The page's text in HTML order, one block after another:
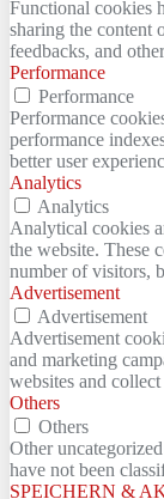
Functional cookies
sharing the content
feedbacks, and
Performance
Performance
Performance
performance
better user
Analytics
Analytics
Analytical cookies
the website. These
number of visitors,
Advertisement
Advertisement
Advertisement
and marketing
websites and
Others
Others
Other
have not been
SPEICHERN &